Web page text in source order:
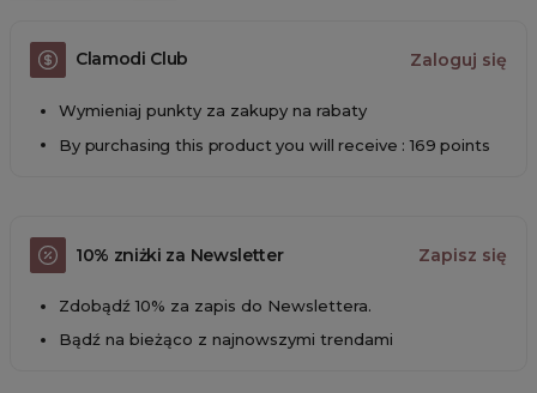
Clamodi Club Zaloguj się
Wymieniaj punkty za zakupy na rabaty
By purchasing this product you will receive : 169 points
10% zniżki za Newsletter Zapisz się
Zdobądź 10% za zapis do Newslettera.
Bądź na bieżąco z najnowszymi trendami